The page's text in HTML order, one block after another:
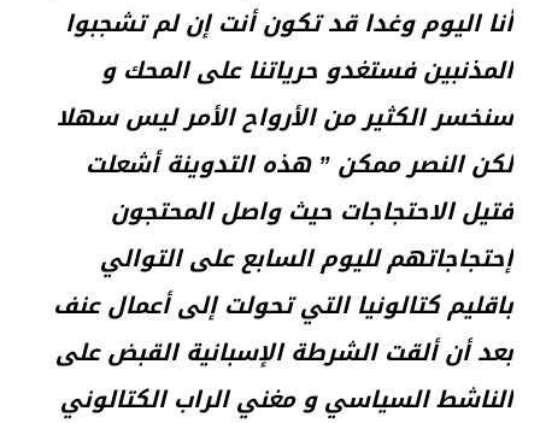
أنا اليوم وغدا قد تكون أنت إن لم تشجبوا
المذنبين فستغدو حرياتنا على المحك و
سنخسر الكثير من الأرواح الأمر ليس سهلا
لكن النصر ممكن ” هذه التدوينة أشعلت
فتيل الاحتجاجات حيث واصل المحتجون
إحتجاجاتهم لليوم السابع على التوالي
باقليم كتالونيا التي تحولت إلى أعمال عنف
بعد أن ألقت الشرطة الإسبانية القبض على
الناشط السياسي و مغني الراب الكتالوني